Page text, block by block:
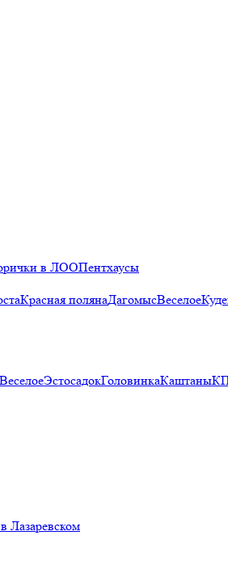
в ЛООПентхаусы
Красная полянаДагомысВеселое
ВеселоеЭстосадокГоловинкаКаштаныКП
Лазаревском